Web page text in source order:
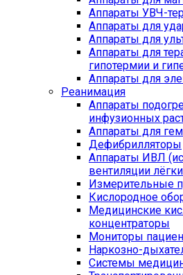
Аппараты УВЧ-
Аппараты для
Аппараты для
Аппараты для
гипотермии и
Аппараты для
Реанимация
Аппараты
инфузионных
Аппараты для
Дефибрилляторы
Аппараты ИВЛ
вентиляции
Измерительные
Кислородное
Медицинские
концентраторы
Мониторы
Наркозно-
Системы